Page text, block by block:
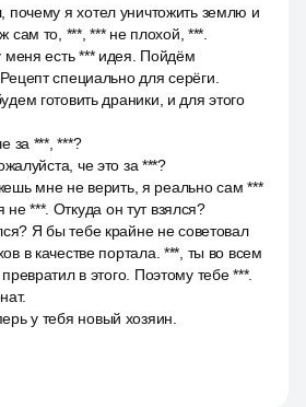
почему я хотел уничтожить землю и
сам то, ***, *** не плохой, ***.
есть *** идея. Пойдём
специально для серёги.
готовить драники, и для этого
за ***, ***?
че это за ***?
мне не верить, я реально сам ***
не ***. Откуда он тут взялся?
Я бы тебе крайне не советовал
в качестве портала. ***, ты во всем
в этого. Поэтому тебе ***.
у тебя новый хозяин.